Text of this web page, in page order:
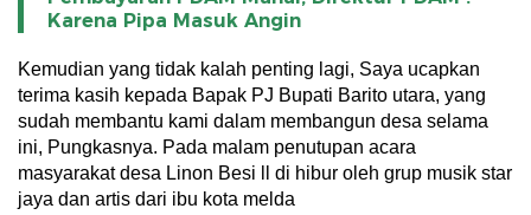
Karena Pipa Masuk Angin
Kemudian yang tidak kalah penting lagi, Saya ucapkan
terima kasih kepada Bapak PJ Bupati Barito utara, yang
sudah membantu kami dalam membangun desa selama
ini, Pungkasnya. Pada malam penutupan acara
masyarakat desa Linon Besi ll di hibur oleh grup musik star
jaya dan artis dari ibu kota melda